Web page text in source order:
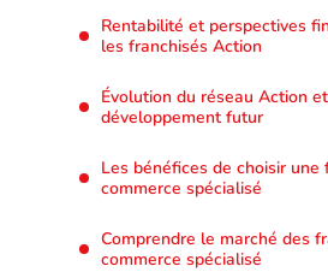
Rentabilité et perspectives
les franchisés Action
Évolution du réseau Action
développement futur
Les bénéfices de choisir une
commerce spécialisé
Comprendre le marché des
commerce spécialisé